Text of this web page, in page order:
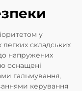
у
складських
напружених
оснащені
гальмування,
керування